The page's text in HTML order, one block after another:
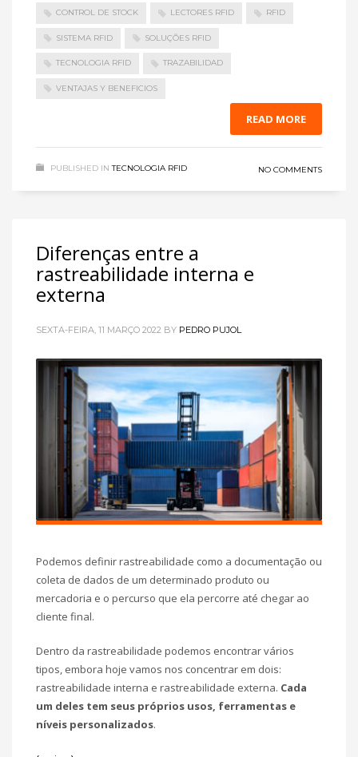
CONTROL DE STOCK LECTORES RFID RFID
SISTEMA RFID SOLUÇÕES RFID
TECNOLOGIA RFID TRAZABILIDAD
VENTAJAS Y BENEFICIOS
READ MORE
PUBLISHED IN TECNOLOGIA RFID NO COMMENTS
Diferenças entre a
rastreabilidade interna e
externa
SEXTA-FEIRA, 11 MARÇO 2022 BY PEDRO PUJOL
Podemos definir rastreabilidade como a documentação ou
coleta de dados de um determinado produto ou
mercadoria e o percurso que ela percorre até chegar ao
cliente final.
Dentro da rastreabilidade podemos encontrar vários
tipos, embora hoje vamos nos concentrar em dois:
rastreabilidade interna e rastreabilidade externa. Cada
um deles tem seus próprios usos, ferramentas e
níveis personalizados.